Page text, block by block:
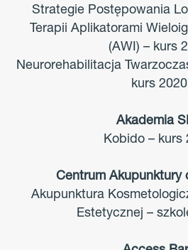
Strategie Postępowania
Terapii Aplikatorami
(AWI) – kurs
Neurorehabilitacja
kurs 2020
Akademia
Kobido – kurs
Centrum Akupunktury
Akupunktura
Estetycznej –